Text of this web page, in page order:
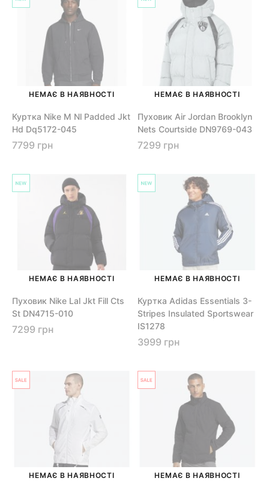
НЕМАЄ В НАЯВНОСТІ
Куртка Nike M Nl Padded Jkt
Hd Dq5172-045
7799 грн
НЕМАЄ В НАЯВНОСТІ
Пуховик Air Jordan Brooklyn
Nets Courtside DN9769-043
7299 грн
НЕМАЄ В НАЯВНОСТІ
Пуховик Nike Lal Jkt Fill Cts
St DN4715-010
7299 грн
НЕМАЄ В НАЯВНОСТІ
Куртка Adidas Essentials 3-
Stripes Insulated Sportswear
IS1278
3999 грн
НЕМАЄ В НАЯВНОСТІ НЕМАЄ В НАЯВНОСТІ